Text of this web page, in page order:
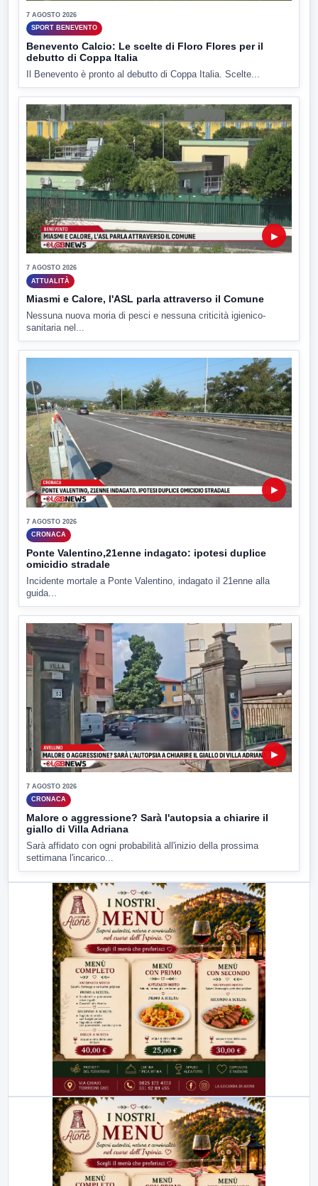
7 AGOSTO 2026
SPORT BENEVENTO
Benevento Calcio: Le scelte di Floro Flores per il
debutto di Coppa Italia
Il Benevento è pronto al debutto di Coppa Italia. Scelte...
▶
7 AGOSTO 2026
ATTUALITÀ
Miasmi e Calore, l'ASL parla attraverso il Comune
Nessuna nuova moria di pesci e nessuna criticità igienico-
sanitaria nel...
▶
7 AGOSTO 2026
CRONACA
Ponte Valentino,21enne indagato: ipotesi duplice
omicidio stradale
Incidente mortale a Ponte Valentino, indagato il 21enne alla
guida...
▶
7 AGOSTO 2026
CRONACA
Malore o aggressione? Sarà l'autopsia a chiarire il
giallo di Villa Adriana
Sarà affidato con ogni probabilità all'inizio della prossima
settimana l'incarico...